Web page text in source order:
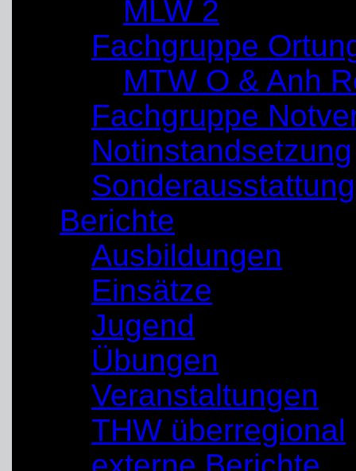
MLW 2
Fachgruppe
MTW O & Anh
Fachgruppe
Notinstandsetzung
Sonderausstattung
Berichte
Ausbildungen
Einsätze
Jugend
Übungen
Veranstaltungen
THW überregional